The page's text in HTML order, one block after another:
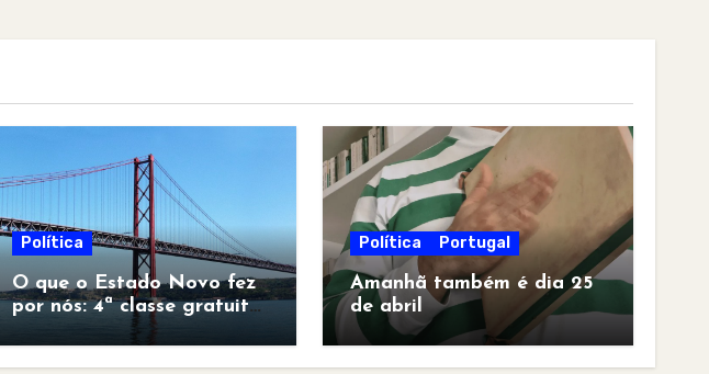
Política
O que o Estado Novo fez
por nós: 4ª classe gratuita
para todos
Política Portugal
Amanhã também é dia 25
de abril